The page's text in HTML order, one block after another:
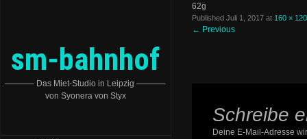
sm-bahnhof
———– Das Miet-Studio in Leipzig ———–
von Syonera von Styx
62g
Published Juli 1, 2017 at 160 × 120
← Previous
Schreibe
Deine E-Mail-Adresse